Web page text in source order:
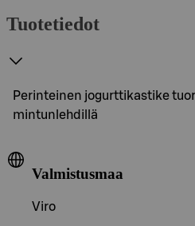
Tuotetiedot
Perinteinen jogurttikastike
mintunlehdillä
Valmistusmaa
Viro